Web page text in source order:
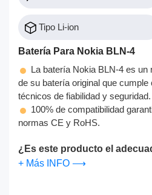
Tipo Li-ion
Batería Para Nokia BLN-4
La batería Nokia BLN-4 es un
de su batería original que
técnicos de fiabilidad y seguridad.
100% de compatibilidad
normas CE y RoHS.
¿Es este producto el
+ Más INFO ⟶